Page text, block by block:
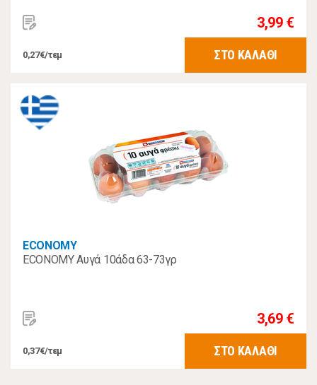
3,99 €
0,27€/τεμ ΣΤΟ ΚΑΛΑΘΙ
ECONOMY
ECONOMY Αυγά 10άδα 63-73γρ
3,69 €
0,37€/τεμ ΣΤΟ ΚΑΛΑΘΙ